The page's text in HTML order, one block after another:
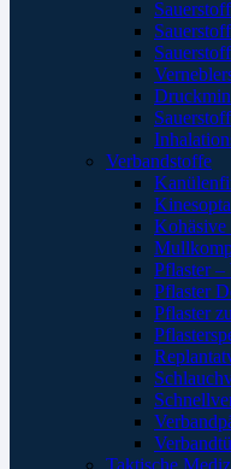
Verbandstoffe
Kohäsive
Pflaster –
Pflaster
Pflaster
Taktische